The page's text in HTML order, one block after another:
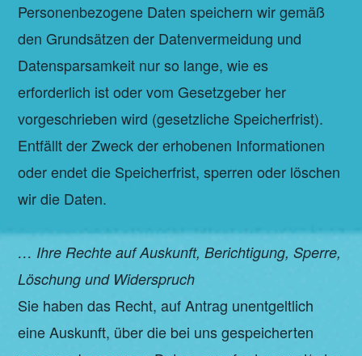
Personenbezogene Daten speichern wir gemäß
den Grundsätzen der Datenvermeidung und
Datensparsamkeit nur so lange, wie es
erforderlich ist oder vom Gesetzgeber her
vorgeschrieben wird (gesetzliche Speicherfrist).
Entfällt der Zweck der erhobenen Informationen
oder endet die Speicherfrist, sperren oder löschen
wir die Daten.
… Ihre Rechte auf Auskunft, Berichtigung, Sperre,
Löschung und Widerspruch
Sie haben das Recht, auf Antrag unentgeltlich
eine Auskunft, über die bei uns gespeicherten